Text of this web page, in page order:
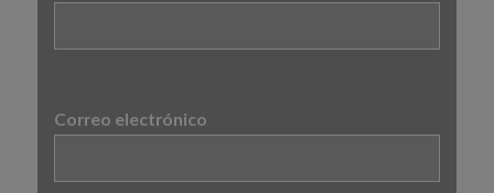
Correo electrónico